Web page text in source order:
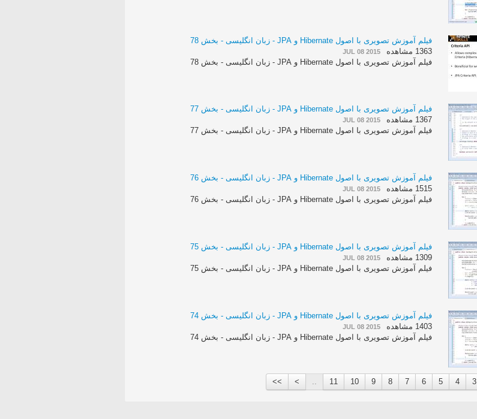
فیلم آموزش تصویری با اصول Hibernate و JPA - زبان انگلیسی - بخش 78
1363 مشاهده
JUL 08 2015
فیلم آموزش تصویری با اصول Hibernate و JPA - زبان انگلیسی - بخش 78
فیلم آموزش تصویری با اصول Hibernate و JPA - زبان انگلیسی - بخش 77
1367 مشاهده
JUL 08 2015
فیلم آموزش تصویری با اصول Hibernate و JPA - زبان انگلیسی - بخش 77
فیلم آموزش تصویری با اصول Hibernate و JPA - زبان انگلیسی - بخش 76
1515 مشاهده
JUL 08 2015
فیلم آموزش تصویری با اصول Hibernate و JPA - زبان انگلیسی - بخش 76
فیلم آموزش تصویری با اصول Hibernate و JPA - زبان انگلیسی - بخش 75
1309 مشاهده
JUL 08 2015
فیلم آموزش تصویری با اصول Hibernate و JPA - زبان انگلیسی - بخش 75
فیلم آموزش تصویری با اصول Hibernate و JPA - زبان انگلیسی - بخش 74
1403 مشاهده
JUL 08 2015
فیلم آموزش تصویری با اصول Hibernate و JPA - زبان انگلیسی - بخش 74
>> > .. 11 10 9 8 7 6 5 4 3